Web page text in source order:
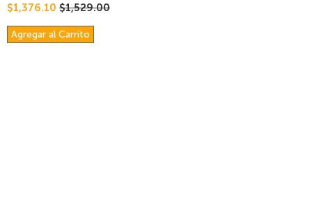
$1,376.10 $1,529.00
Agregar al Carrito